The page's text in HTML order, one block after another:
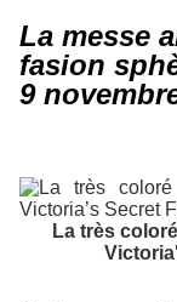
La messe
fasion
9
La très